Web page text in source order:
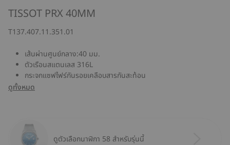
TISSOT PRX 40MM
T137.407.11.351.01
เส้นผ่านศูนย์กลาง:40 มม.
ตัวเรือนสแตนเลส 316L
กระจกแซฟไฟร์กันรอยเคลือบสารกันสะท้อน
ดูทั้งหมด
ดูตัวเลือกนาฬิกา 58 สำหรับรุ่นนี้